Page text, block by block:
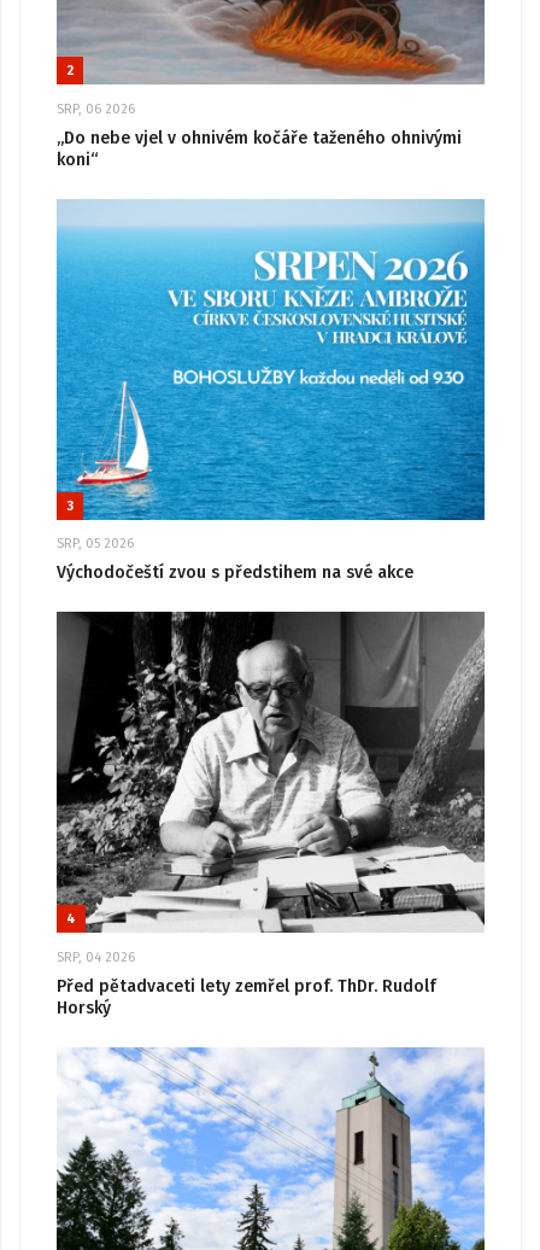
2
SRP, 06 2026
„Do nebe vjel v ohnivém kočáře taženého ohnivými
koni“
3
SRP, 05 2026
Východočeští zvou s předstihem na své akce
4
SRP, 04 2026
Před pětadvaceti lety zemřel prof. ThDr. Rudolf
Horský